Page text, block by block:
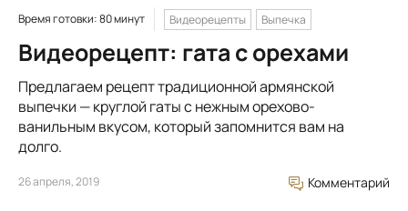
Время готовки: 80 минут Видеорецепты Выпечка
Видеорецепт: гата с орехами
Предлагаем рецепт традиционной армянской
выпечки — круглой гаты с нежным орехово-
ванильным вкусом, который запомнится вам на
долго.
26 апреля, 2019 Комментарий